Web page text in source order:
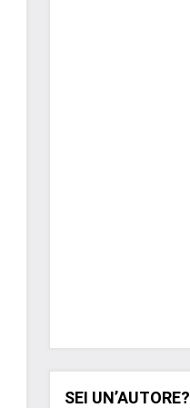
SEI UN’AUTORE?